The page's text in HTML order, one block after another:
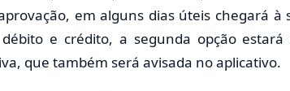
em alguns dias úteis chegará
e crédito, a segunda opção
que também será avisada no aplicativo.